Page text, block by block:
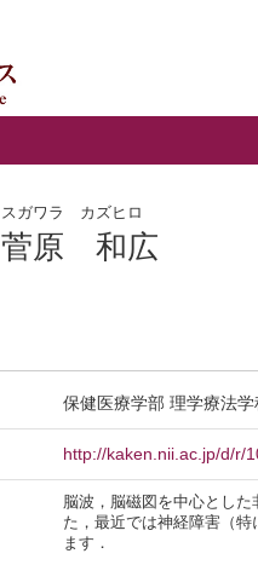
スガワラ カズヒロ
菅原 和広
保健医療学部 理学療法
http://kaken.nii.ac.jp/d/r/
脳波，脳磁図を中心とし
た，最近では神経障害（
ます．